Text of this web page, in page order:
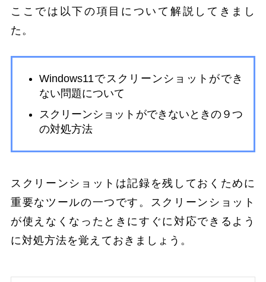
ここでは以下の項目について解説してきまし
た。
Windows11でスクリーンショットができ
ない問題について
スクリーンショットができないときの９つ
の対処方法
スクリーンショットは記録を残しておくために
重要なツールの一つです。スクリーンショット
が使えなくなったときにすぐに対応できるよう
に対処方法を覚えておきましょう。